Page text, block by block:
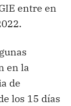
entre en
en la
de
los 15 días